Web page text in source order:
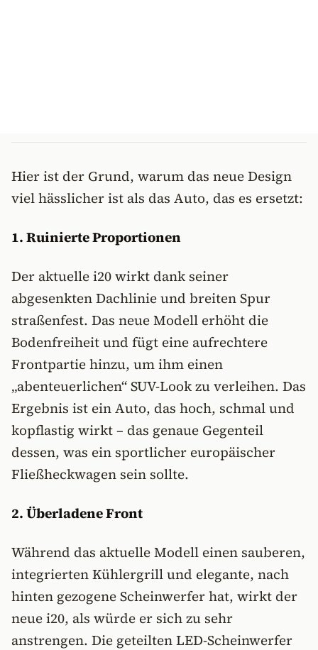
Hier ist der Grund, warum das neue Design
viel hässlicher ist als das Auto, das es ersetzt:
1. Ruinierte Proportionen
Der aktuelle i20 wirkt dank seiner
abgesenkten Dachlinie und breiten Spur
straßenfest. Das neue Modell erhöht die
Bodenfreiheit und fügt eine aufrechtere
Frontpartie hinzu, um ihm einen
„abenteuerlichen“ SUV-Look zu verleihen. Das
Ergebnis ist ein Auto, das hoch, schmal und
kopflastig wirkt – das genaue Gegenteil
dessen, was ein sportlicher europäischer
Fließheckwagen sein sollte.
2. Überladene Front
Während das aktuelle Modell einen sauberen,
integrierten Kühlergrill und elegante, nach
hinten gezogene Scheinwerfer hat, wirkt der
neue i20, als würde er sich zu sehr
anstrengen. Die geteilten LED-Scheinwerfer